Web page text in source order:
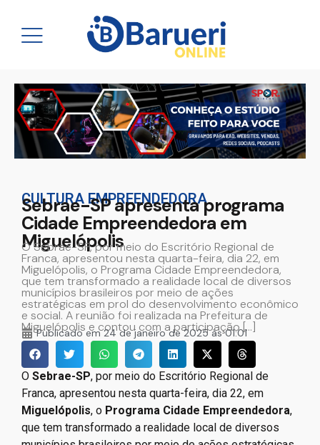
CULTURA EMPREENDEDORA
Sebrae-SP apresenta programa
Cidade Empreendedora em
Miguelópolis
O Sebrae-SP, por meio do Escritório Regional de
Franca, apresentou nesta quarta-feira, dia 22, em
Miguelópolis, o Programa Cidade Empreendedora,
que tem transformado a realidade local de diversos
municípios brasileiros por meio de ações
estratégicas em prol do desenvolvimento econômico
e social. A reunião foi realizada na Prefeitura de
Miguelópolis e contou com a participação […]
Publicado em24 de janeiro de 2025 às 01:01
O Sebrae-SP, por meio do Escritório Regional de
Franca, apresentou nesta quarta-feira, dia 22, em
Miguelópolis, o Programa Cidade Empreendedora,
que tem transformado a realidade local de diversos